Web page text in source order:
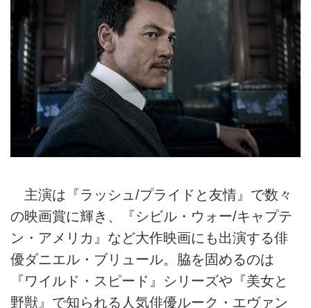
主演は『ラッシュ/プライドと友情』で数々
の映画賞に輝き、『シビル・ウォー/キャプテ
ン・アメリカ』など大作映画にも出演する俳
優ダニエル・ブリュール。脇を固めるのは
『ワイルド・スピード』シリーズや『美女と
野獣』で知られる人気俳優ルーク・エヴァン